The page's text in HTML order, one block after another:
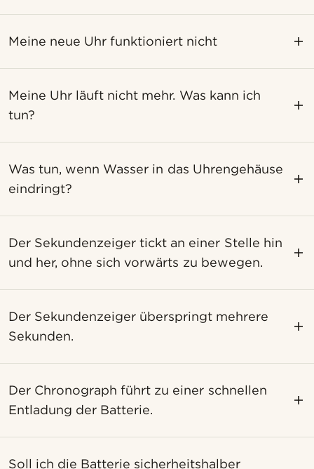
Meine neue Uhr funktioniert nicht
Meine Uhr läuft nicht mehr. Was kann ich
tun?
Was tun, wenn Wasser in das Uhrengehäuse
eindringt?
Der Sekundenzeiger tickt an einer Stelle hin
und her, ohne sich vorwärts zu bewegen.
Der Sekundenzeiger überspringt mehrere
Sekunden.
Der Chronograph führt zu einer schnellen
Entladung der Batterie.
Soll ich die Batterie sicherheitshalber